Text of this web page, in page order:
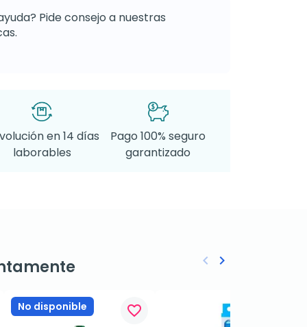
Pide consejo a nuestras
en 14 días
laborables
Pago 100% seguro
garantizado
No disponible favorite_border
Anterior
keyboard_arrow_left Siguiente
keyboard_arrow_right